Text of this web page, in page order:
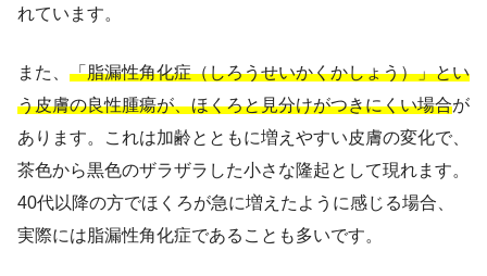
れています。
また、 「脂漏性角化症（しろうせいかくかしょう）」とい
う皮膚の良性腫瘍が、ほくろと見分けがつきにくい場合が
あります。これは加齢とともに増えやすい皮膚の変化で、
茶色から黒色のザラザラした小さな隆起として現れます。
40代以降の方でほくろが急に増えたように感じる場合、
実際には脂漏性角化症であることも多いです。